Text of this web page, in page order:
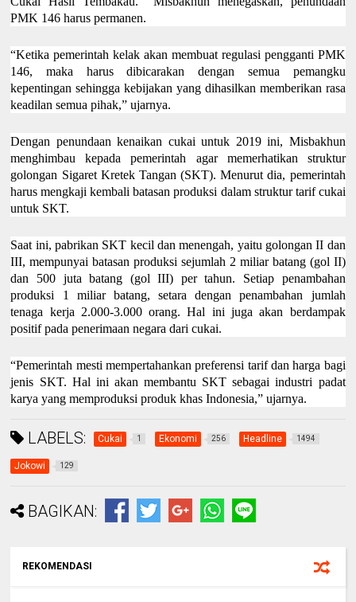
PMK 146 harus permanen.
“Ketika pemerintah kelak akan membuat regulasi pengganti PMK
146, maka harus dibicarakan dengan semua pemangku
kepentingan sehingga kebijakan yang dihasilkan memberikan rasa
keadilan semua pihak,” ujarnya.
Dengan penundaan kenaikan cukai untuk 2019 ini, Misbakhun
menghimbau kepada pemerintah agar memerhatikan struktur
golongan Sigaret Kretek Tangan (SKT). Menurut dia, pemerintah
harus mengkaji kembali batasan produksi dalam struktur tarif cukai
untuk SKT.
Saat ini, pabrikan SKT kecil dan menengah, yaitu golongan II dan
III, mempunyai batasan produksi sejumlah 2 miliar batang (gol II)
dan 500 juta batang (gol III) per tahun. Setiap penambahan
produksi 1 miliar batang, setara dengan penambahan jumlah
tenaga kerja 2.000-3.000 orang. Hal ini juga akan berdampak
positif pada penerimaan negara dari cukai.
“Pemerintah mesti mempertahankan preferensi tarif dan harga bagi
jenis SKT. Hal ini akan membantu SKT sebagai industri padat
karya yang memproduksi produk khas Indonesia,” ujarnya.
LABELS: Cukai 1 Ekonomi 256 Headline 1494
Jokowi 129
BAGIKAN:
REKOMENDASI